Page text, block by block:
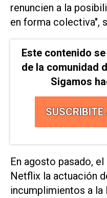
renuncien a la
en forma colectiva",
Este contenido
de la comunidad
Sigamos
SUSCRIBITE
En agosto pasado,
Netflix la actuación
incumplimientos a la